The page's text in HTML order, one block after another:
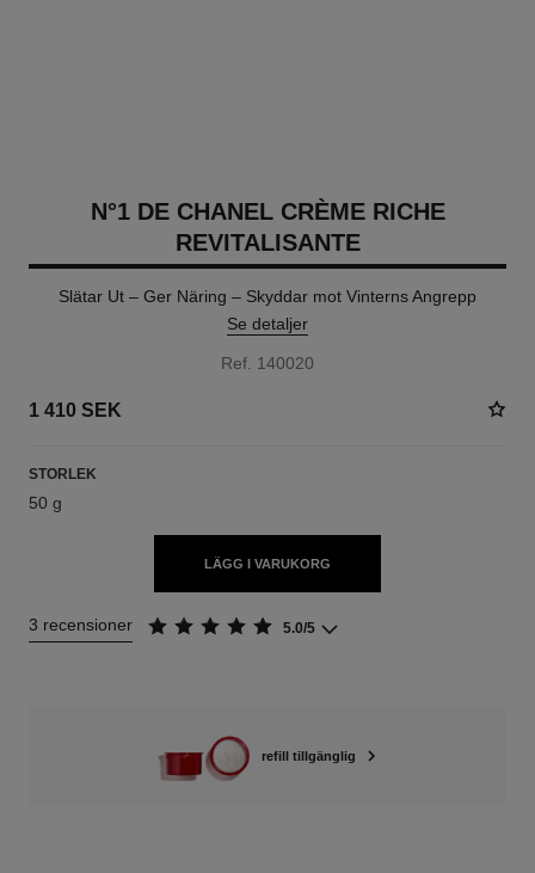
N°1 DE CHANEL CRÈME RICHE
REVITALISANTE
Slätar Ut – Ger Näring – Skyddar mot Vinterns Angrepp
Se detaljer
Ref. 140020
1 410 SEK
STORLEK
50 g
LÄGG I VARUKORG
3 recensioner 5.0/5
refill tillgänglig